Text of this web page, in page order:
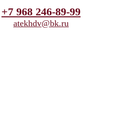
+7 968 246-89-99
atekhdv@bk.ru